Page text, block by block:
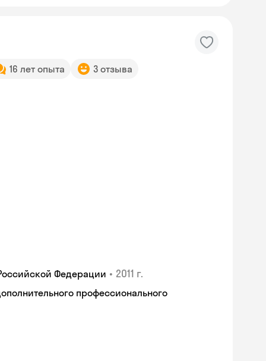
16 лет опыта 3 отзыва
Федерации • 2011 г.
профессионального